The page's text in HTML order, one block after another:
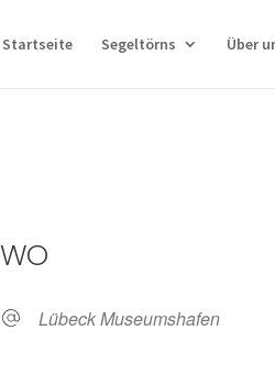
Startseite Segeltörns Über
WO
Lübeck Museumshafen